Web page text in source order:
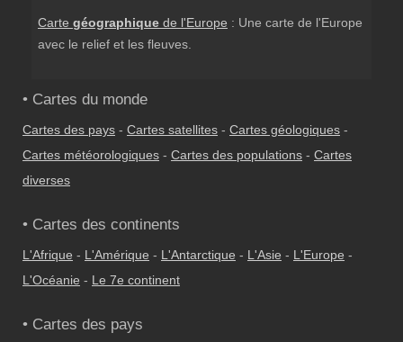
Carte géographique de l'Europe : Une carte de l'Europe
avec le relief et les fleuves.
• Cartes du monde
Cartes des pays - Cartes satellites - Cartes géologiques -
Cartes météorologiques - Cartes des populations - Cartes
diverses
• Cartes des continents
L'Afrique - L'Amérique - L'Antarctique - L'Asie - L'Europe -
L'Océanie - Le 7e continent
• Cartes des pays